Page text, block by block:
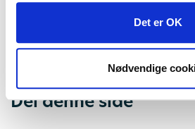
Det er OK
Nødvendige
Patienterstatningen har
mellem kl. 9:30-15.
Del denne side